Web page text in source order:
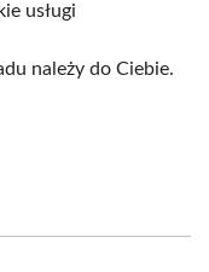
usługi
należy do Ciebie.